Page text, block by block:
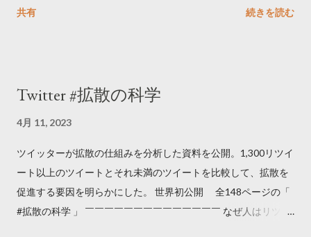
共有
続きを読む
Twitter #拡散の科学
4月 11, 2023
ツイッターが拡散の仕組みを分析した資料を公開。1,300リツイ
ート以上のツイートとそれ未満のツイートを比較して、拡散を
促進する要因を明らかにした。 世界初公開 全148ページの「
#拡散の科学 」 ￣￣￣￣￣￣￣￣￣￣￣￣￣￣ なぜ人はリツイ